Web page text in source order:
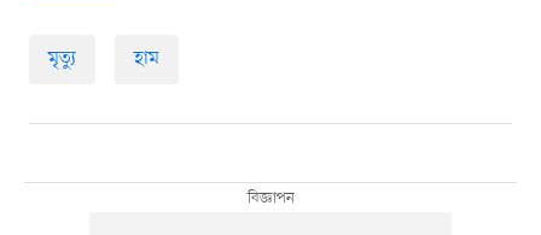
মৃত্যু হাম